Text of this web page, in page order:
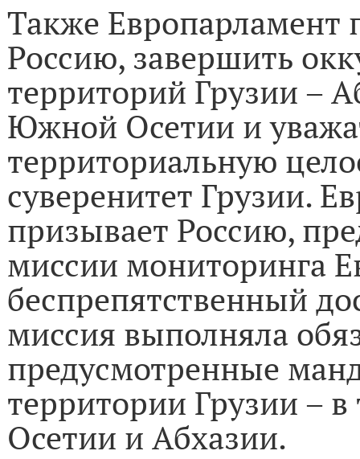
Также Европарламент
Россию, завершить
территорий Грузии –
Южной Осетии и
территориальную
суверенитет Грузии.
призывает Россию,
миссии мониторинга
беспрепятственный
миссия выполняла
предусмотренные
территории Грузии –
Осетии и Абхазии.